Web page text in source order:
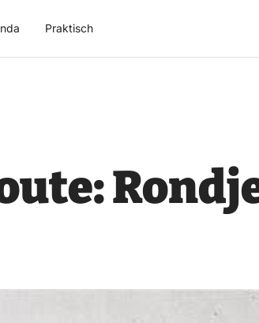
Praktisch